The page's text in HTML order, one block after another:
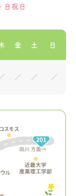
日祝日
金 土 日
／ ／ ／ ／